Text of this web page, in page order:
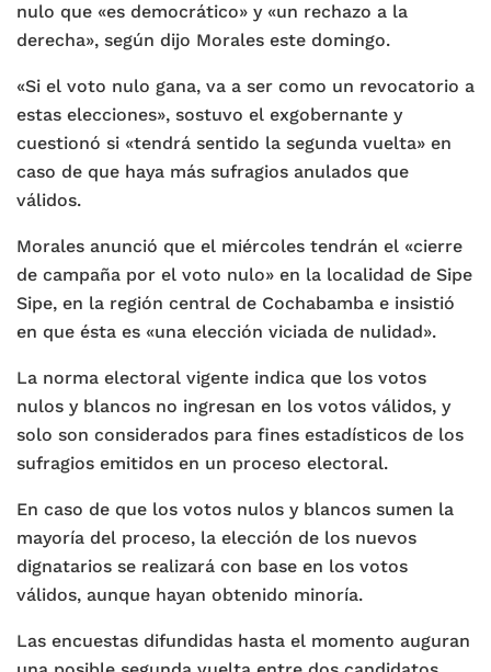
nulo que «es democrático» y «un rechazo a la
derecha», según dijo Morales este domingo.
«Si el voto nulo gana, va a ser como un revocatorio a
estas elecciones», sostuvo el exgobernante y
cuestionó si «tendrá sentido la segunda vuelta» en
caso de que haya más sufragios anulados que
válidos.
Morales anunció que el miércoles tendrán el «cierre
de campaña por el voto nulo» en la localidad de Sipe
Sipe, en la región central de Cochabamba e insistió
en que ésta es «una elección viciada de nulidad».
La norma electoral vigente indica que los votos
nulos y blancos no ingresan en los votos válidos, y
solo son considerados para fines estadísticos de los
sufragios emitidos en un proceso electoral.
En caso de que los votos nulos y blancos sumen la
mayoría del proceso, la elección de los nuevos
dignatarios se realizará con base en los votos
válidos, aunque hayan obtenido minoría.
Las encuestas difundidas hasta el momento auguran